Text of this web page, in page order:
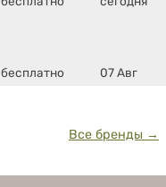
бесплатно 07 Авг
Все бренды →